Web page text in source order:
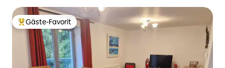
Beliebter Gäste-Favorit.
Gäste-Favorit